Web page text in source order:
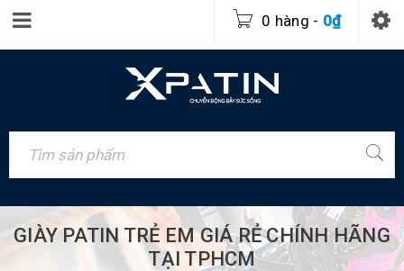
0 hàng - 0₫
GIÀY PATIN TRẺ EM GIÁ RẺ CHÍNH HÃNG
TẠI TPHCM